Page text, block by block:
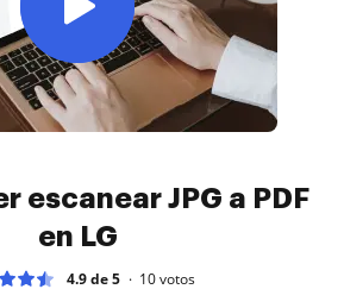
escanear JPG a PDF
en LG
4.9 de 5 10votos